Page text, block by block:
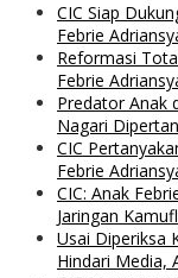
CIC Siap
Febrie
Reformasi
Febrie
Predator Anak
Nagari
CIC
Febrie
CIC: Anak
Jaringan
Usai Diperiksa
Hindari Media,